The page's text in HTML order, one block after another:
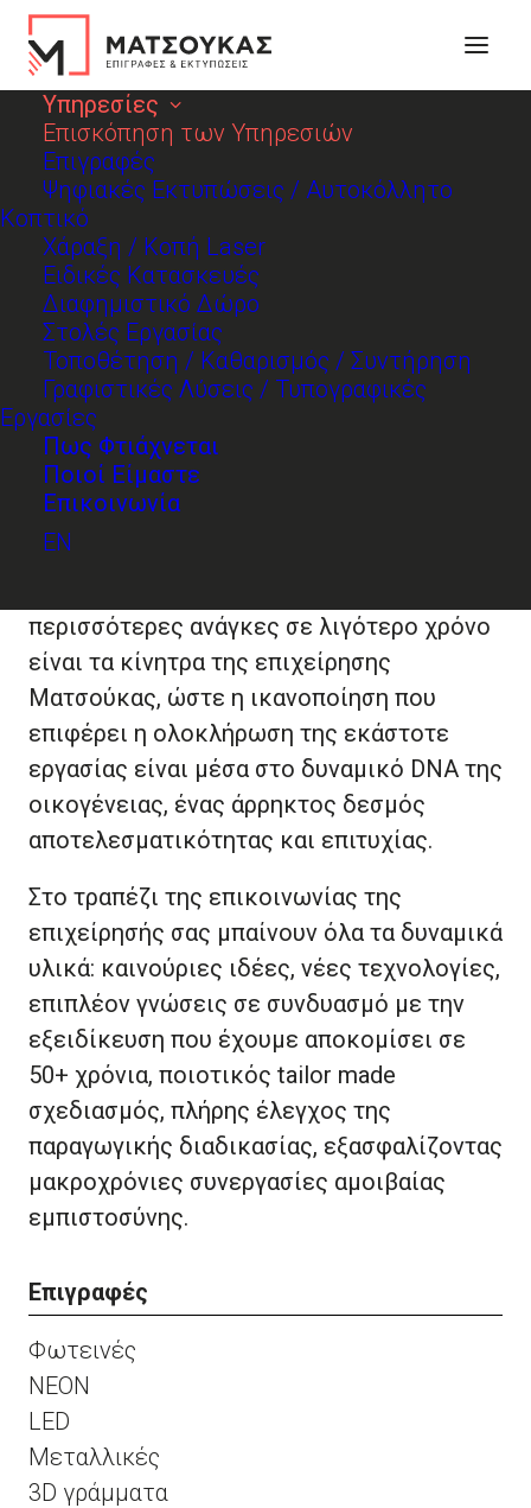
Υπηρεσίες
Επισκόπηση των Υπηρεσιών
Επιγραφές
Ψηφιακές Εκτυπώσεις / Αυτοκόλλητο
Κοπτικό
Χάραξη / Κοπή Laser
Ειδικές Κατασκευές
Διαφημιστικό Δώρο
Στολές Εργασίας
Τοποθέτηση / Καθαρισμός / Συντήρηση
Γραφιστικές Λύσεις / Τυπογραφικές
Εργασίες
Πως Φτιάχνεται
Ποιοί Είμαστε
Επικοινωνία
EN
Επισκόπηση των Υπηρεσιών
Η επιθυμία για απόκτηση γνώσεων, η
καλλιτεχνική φύση της δουλειάς, οι
προκλήσεις για την κατασκευή
πρωτότυπων προϊόντων, η συλλογική
περισσότερες ανάγκες σε λιγότερο χρόνο
είναι τα κίνητρα της επιχείρησης
Ματσούκας, ώστε η ικανοποίηση που
επιφέρει η ολοκλήρωση της εκάστοτε
εργασίας είναι μέσα στο δυναμικό DNA της
οικογένειας, ένας άρρηκτος δεσμός
αποτελεσματικότητας και επιτυχίας.
Στο τραπέζι της επικοινωνίας της
επιχείρησής σας μπαίνουν όλα τα δυναμικά
υλικά: καινούριες ιδέες, νέες τεχνολογίες,
επιπλέον γνώσεις σε συνδυασμό με την
εξειδίκευση που έχουμε αποκομίσει σε
50+ χρόνια, ποιοτικός tailor made
σχεδιασμός, πλήρης έλεγχος της
παραγωγικής διαδικασίας, εξασφαλίζοντας
μακροχρόνιες συνεργασίες αμοιβαίας
εμπιστοσύνης.
Επιγραφές
Φωτεινές
NEON
LED
Μεταλλικές
3D γράμματα